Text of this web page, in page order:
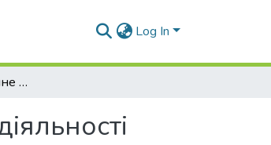
Log In
Економіко-математичне моделювання господарської діяльності